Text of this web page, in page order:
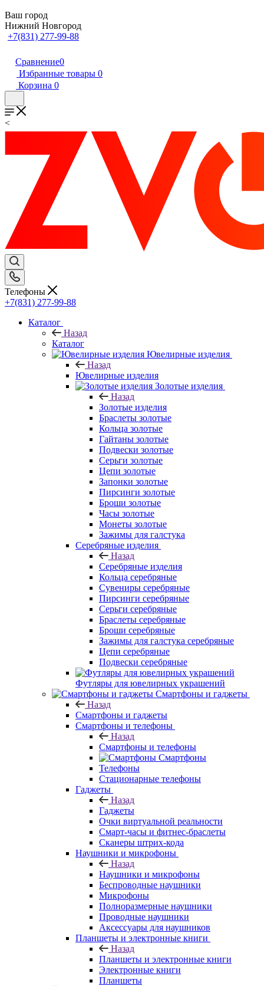
Ваш город
Нижний Новгород
+7(831) 277-99-88
Сравнение0
Избранные товары 0
Корзина 0
<
Телефоны
+7(831) 277-99-88
Каталог
Назад
Каталог
Ювелирные изделия
Назад
Ювелирные изделия
Золотые изделия
Назад
Золотые изделия
Браслеты золотые
Кольца золотые
Гайтаны золотые
Подвески золотые
Серьги золотые
Цепи золотые
Запонки золотые
Пирсинги золотые
Броши золотые
Часы золотые
Монеты золотые
Зажимы для галстука
Серебряные изделия
Назад
Серебряные изделия
Кольца серебряные
Сувениры серебряные
Пирсинги серебряные
Серьги серебряные
Браслеты серебряные
Броши серебряные
Зажимы для галстука серебряные
Цепи серебряные
Подвески серебряные
Футляры для ювелирных украшений
Смартфоны и гаджеты
Назад
Смартфоны и гаджеты
Смартфоны и телефоны
Назад
Смартфоны и телефоны
Смартфоны
Телефоны
Стационарные телефоны
Гаджеты
Назад
Гаджеты
Очки виртуальной реальности
Смарт-часы и фитнес-браслеты
Сканеры штрих-кода
Наушники и микрофоны
Назад
Наушники и микрофоны
Беспроводные наушники
Микрофоны
Полноразмерные наушники
Проводные наушники
Аксессуары для наушников
Планшеты и электронные книги
Назад
Планшеты и электронные книги
Электронные книги
Планшеты